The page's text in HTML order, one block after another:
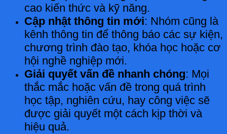
cao kiến thức và kỹ năng.
Cập nhật thông tin mới: Nhóm cũng là
kênh thông tin để thông báo các sự kiện,
chương trình đào tạo, khóa học hoặc cơ
hội nghề nghiệp mới.
Giải quyết vấn đề nhanh chóng: Mọi
thắc mắc hoặc vấn đề trong quá trình
học tập, nghiên cứu, hay công việc sẽ
được giải quyết một cách kịp thời và
hiệu quả.